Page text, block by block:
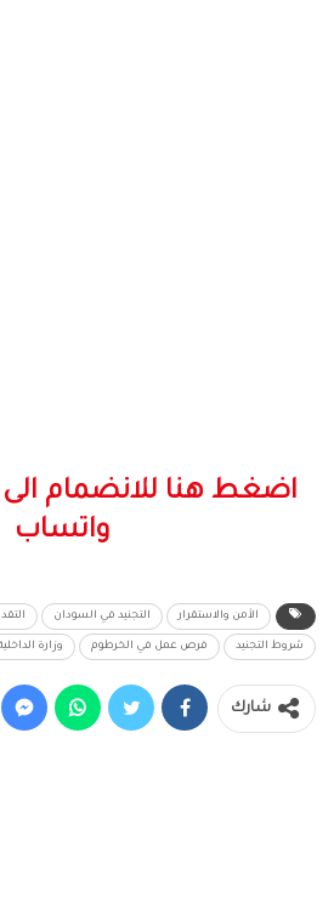
اضغط هنا للانضمام
واتساب
الأمن والاستقرار التجنيد في السودان
شروط التجنيد فرص عمل في الخرطوم وزارة
شارك